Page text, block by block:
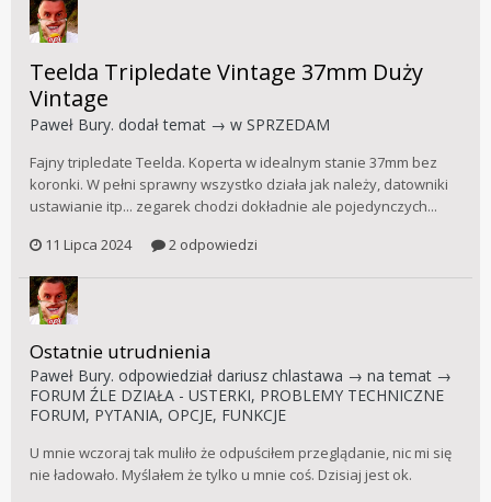
Teelda Tripledate Vintage 37mm Duży
Vintage
Paweł Bury. dodał temat → w SPRZEDAM
Fajny tripledate Teelda. Koperta w idealnym stanie 37mm bez
koronki. W pełni sprawny wszystko działa jak należy, datowniki
ustawianie itp... zegarek chodzi dokładnie ale pojedynczych...
11 Lipca 2024
2 odpowiedzi
Ostatnie utrudnienia
Paweł Bury. odpowiedział dariusz chlastawa → na temat →
FORUM ŹLE DZIAŁA - USTERKI, PROBLEMY TECHNICZNE
FORUM, PYTANIA, OPCJE, FUNKCJE
U mnie wczoraj tak muliło że odpuściłem przeglądanie, nic mi się
nie ładowało. Myślałem że tylko u mnie coś. Dzisiaj jest ok.